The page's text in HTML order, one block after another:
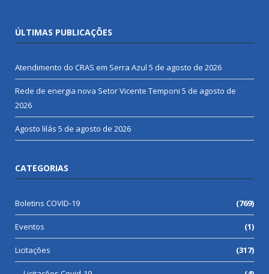
ÚLTIMAS PUBLICAÇÕES
Atendimento do CRAS em Serra Azul 5 de agosto de 2026
Rede de energia nova Setor Vicente Temponi 5 de agosto de
2026
Agosto lilás 5 de agosto de 2026
CATEGORIAS
Boletins COVID-19 (769)
Eventos (1)
Licitações (317)